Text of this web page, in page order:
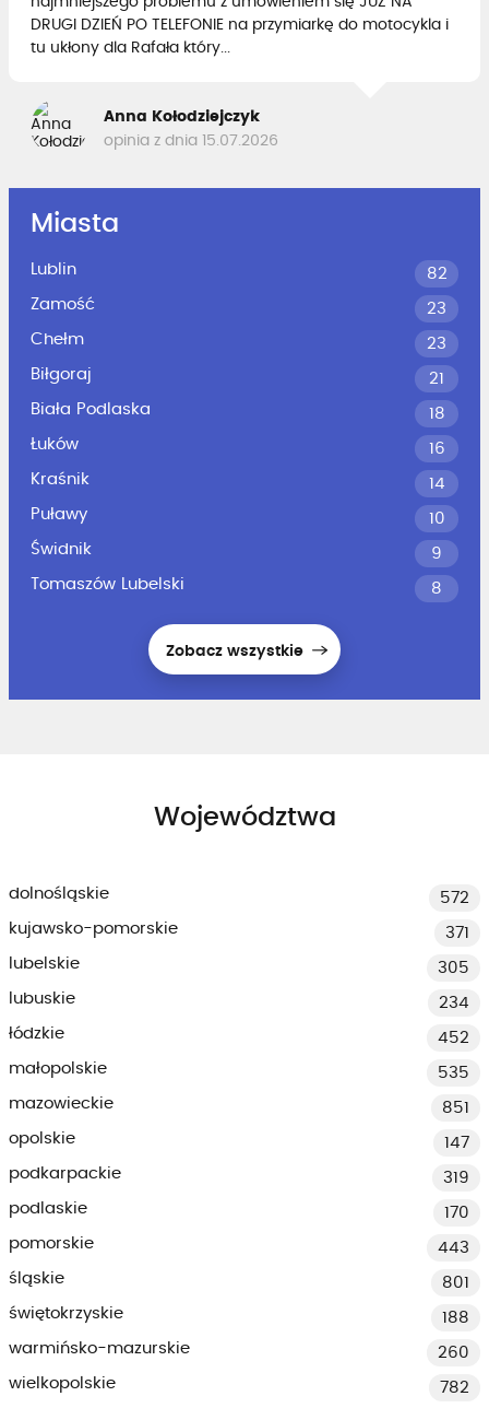
DRUGI DZIEŃ PO TELEFONIE na przymiarkę do motocykla i
tu ukłony dla Rafała który...
Anna Kołodziejczyk
opinia z dnia 15.07.2026
Miasta
Lublin
82
Zamość
23
Chełm
23
Biłgoraj
21
Biała Podlaska
18
Łuków
16
Kraśnik
14
Puławy
10
Świdnik
9
Tomaszów Lubelski
8
Zobacz wszystkie
Województwa
dolnośląskie
572
kujawsko-pomorskie
371
lubelskie
305
lubuskie
234
łódzkie
452
małopolskie
535
mazowieckie
851
opolskie
147
podkarpackie
319
podlaskie
170
pomorskie
443
śląskie
801
świętokrzyskie
188
warmińsko-mazurskie
260
wielkopolskie
782